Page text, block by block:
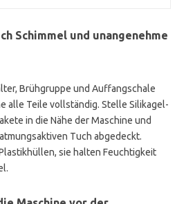
Schimmel und unangenehme
Brühgruppe und Auffangschale
alle Teile vollständig. Stelle Silikagel-
in die Nähe der Maschine und
Tuch abgedeckt.
sie halten Feuchtigkeit